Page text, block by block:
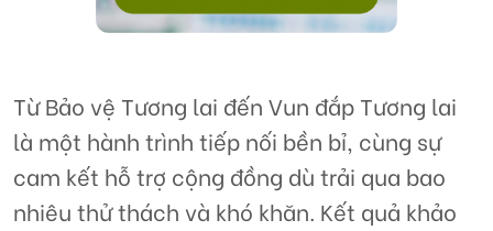
Từ Bảo vệ Tương lai đến Vun đắp Tương lai
là một hành trình tiếp nối bền bỉ, cùng sự
cam kết hỗ trợ cộng đồng dù trải qua bao
nhiêu thử thách và khó khăn. Kết quả khảo